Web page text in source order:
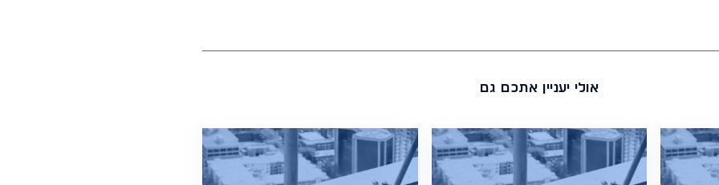
אולי יעניין אתכם גם